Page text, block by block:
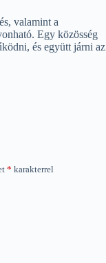
valamint a
Egy közösség
és együtt járni az
* karakterrel